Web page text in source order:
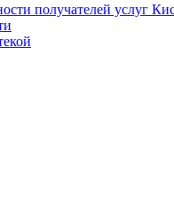
получателей услуг